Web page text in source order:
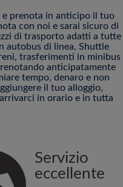
e prenota in anticipo il tuo
con noi e sarai sicuro di
di trasporto adatti a tutte
autobus di linea, Shuttle
trasferimenti in minibus
anticipatamente
tempo, denaro e non
il tuo alloggio,
in orario e in tutta
Servizio
eccellente